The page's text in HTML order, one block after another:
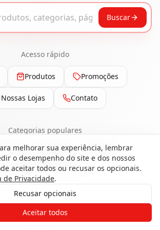
Buscar
Acesso rápido
Produtos Promoções
Nossas Lojas Contato
Categorias populares
Portas Esquadrias
Ferragens
Painéis e Revestimentos
de receber o contato de um
especialistas?
melhorar sua experiência, lembrar
o desempenho do site e dos nossos
aceitar todos ou recusar os opcionais.
de Privacidade.
Recusar opcionais
Aceitar todos